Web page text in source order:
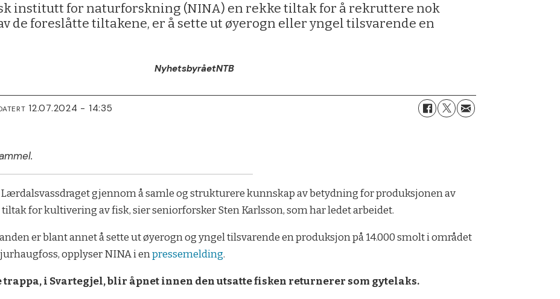
institutt for naturforskning (NINA) en rekke tiltak for å rekruttere nok
de foreslåtte tiltakene, er å sette ut øyerogn eller yngel tilsvarende en
NyhetsbyråetNTB
12.07.2024 - 14:35
gjennom å samle og strukturere kunnskap av betydning for produksjonen av
for kultivering av fisk, sier seniorforsker Sten Karlsson, som har ledet arbeidet.
er blant annet å sette ut øyerogn og yngel tilsvarende en produksjon på 14.000 smolt i området
opplyser NINA i enpressemelding.
trappa, i Svartegjel, blir åpnet innen den utsatte fisken returnerer som gytelaks.